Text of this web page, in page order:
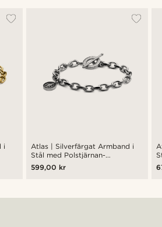
i
Atlas | Silverfärgat Armband i
Stål med Polstjärnan-
hängsmycke
599,00 kr